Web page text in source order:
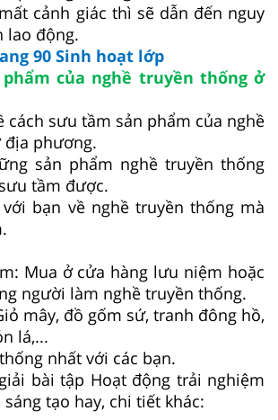
cảnh giác thì sẽ dẫn đến nguy
lao động.
90 Sinh hoạt lớp
của nghề truyền thống ở
cách sưu tầm sản phẩm của nghề
phương.
sản phẩm nghề truyền thống
tầm được.
bạn về nghề truyền thống mà
Mua ở cửa hàng lưu niệm hoặc
người làm nghề truyền thống.
mây, đồ gốm sứ, tranh đông hồ,
lá,...
nhất với các bạn.
bài tập Hoạt động trải nghiệm
tạo hay, chi tiết khác: